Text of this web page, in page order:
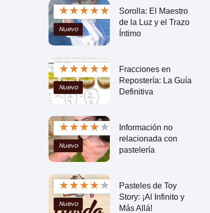
★★★★★
Nuevo
Sorolla: El Maestro
de la Luz y el Trazo
Íntimo
★★★★★
Nuevo
Fracciones en
Repostería: La Guía
Definitiva
★★★★★
Nuevo
Información no
relacionada con
pastelería
★★★★★
Nuevo
Pasteles de Toy
Story: ¡Al Infinito y
Más Allá!